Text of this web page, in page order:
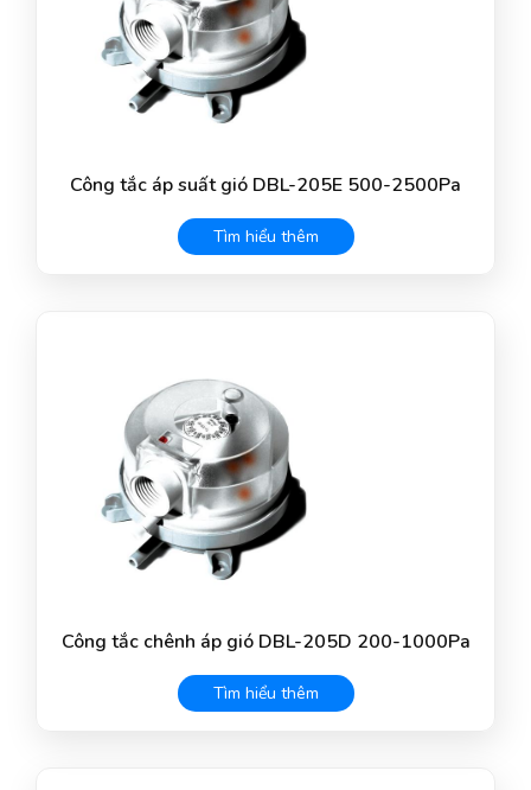
Công tắc áp suất gió DBL-205E 500-2500Pa
Tìm hiểu thêm
Công tắc chênh áp gió DBL-205D 200-1000Pa
Tìm hiểu thêm